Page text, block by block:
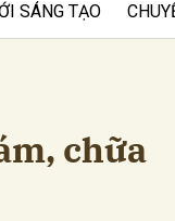
SÁNG TẠO
chữa